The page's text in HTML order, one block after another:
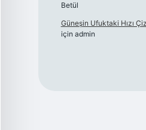
Betül
Güneşin Ufuktaki Hızı
için admin